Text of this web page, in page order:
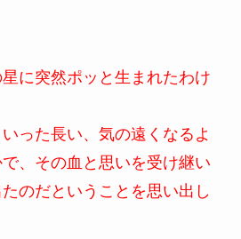
に突然ポッと生まれたわけ
った長い、気の遠くなるよ
、その血と思いを受け継い
のだということを思い出し